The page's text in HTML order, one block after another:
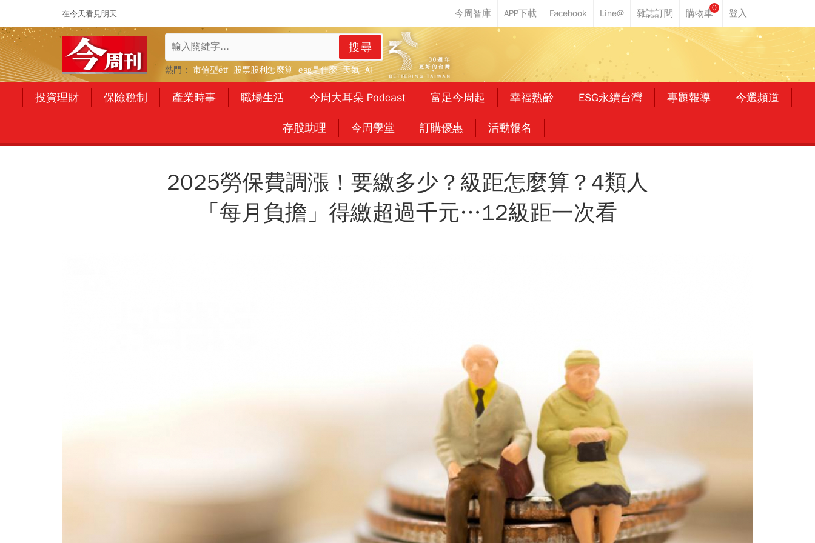
在今天看見明天
0
搜尋
熱門： 市值型etf 股票股利怎麼算 esg是什麼 天氣 AI
投資理財 保險稅制 產業時事 職場生活 今周大耳朵 Podcast 富足今周起 幸福熟齡 ESG永續台灣 專題報導 今選頻道
存股助理 今周學堂 訂購優惠 活動報名
2025勞保費調漲！要繳多少？級距怎麼算？4類人
「每月負擔」得繳超過千元…12級距一次看